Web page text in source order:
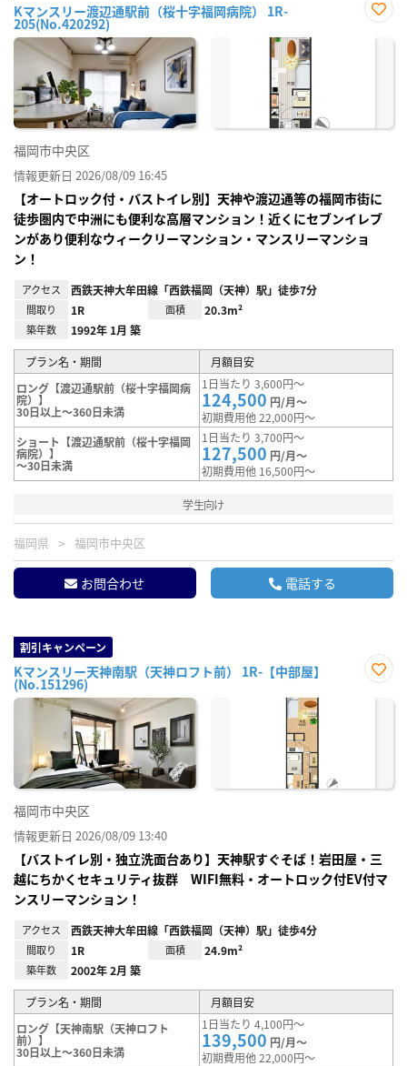
Kマンスリー渡辺通駅前（桜十字福岡病院） 1R-
205(No.420292)
に入
福岡市中央区
情報更新日 2026/08/09 16:45
【オートロック付・バストイレ別】天神や渡辺通等の福岡市街に
徒歩圏内で中洲にも便利な高層マンション！近くにセブンイレブ
ンがあり便利なウィークリーマンション・マンスリーマンショ
ン！
アクセス 西鉄天神大牟田線「西鉄福岡（天神）駅」徒歩7分
間取り 1R 面積 20.3m²
築年数 1992年 1月 築
プラン名・期間
月額目安
ロング【渡辺通駅前（桜十字福岡病
院）】
30日以上～360日未満
1日当たり 3,600円～
124,500 円/月～
初期費用他 22,000円～
ショート【渡辺通駅前（桜十字福岡
病院）】
～30日未満
1日当たり 3,700円～
127,500 円/月～
初期費用他 16,500円～
学生向け
福岡県 福岡市中央区
お問合わせ 電話する
割引キャンペーン
Kマンスリー天神南駅（天神ロフト前） 1R-【中部屋】
(No.151296)
に入
福岡市中央区
情報更新日 2026/08/09 13:40
【バストイレ別・独立洗面台あり】天神駅すぐそば！岩田屋・三
越にちかくセキュリティ抜群 WIFI無料・オートロック付EV付マ
ンスリーマンション！
アクセス 西鉄天神大牟田線「西鉄福岡（天神）駅」徒歩4分
間取り 1R 面積 24.9m²
築年数 2002年 2月 築
プラン名・期間
月額目安
ロング【天神南駅（天神ロフト
前）】
30日以上～360日未満
1日当たり 4,100円～
139,500 円/月～
初期費用他 22,000円～